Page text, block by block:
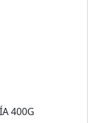
400G